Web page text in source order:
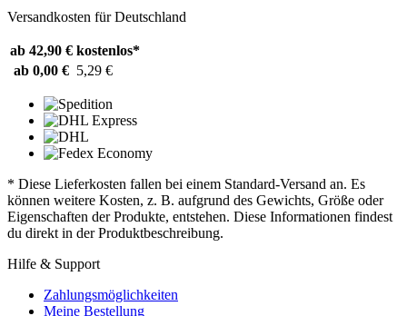
Versandkosten für Deutschland
ab 42,90 € kostenlos*
ab 0,00 € 5,29 €
* Diese Lieferkosten fallen bei einem Standard-Versand an. Es
können weitere Kosten, z. B. aufgrund des Gewichts, Größe oder
Eigenschaften der Produkte, entstehen. Diese Informationen findest
du direkt in der Produktbeschreibung.
Hilfe & Support
Zahlungsmöglichkeiten
Meine Bestellung